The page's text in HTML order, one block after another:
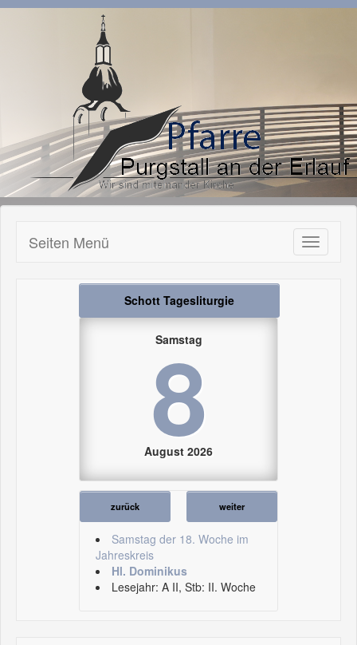
Toggle
Seiten Menü
Schott Tagesliturgie
Samstag
8
August 2026
zurück weiter
Samstag der 18. Woche im
Jahreskreis
Hl. Dominikus
Lesejahr: A II, Stb: II. Woche